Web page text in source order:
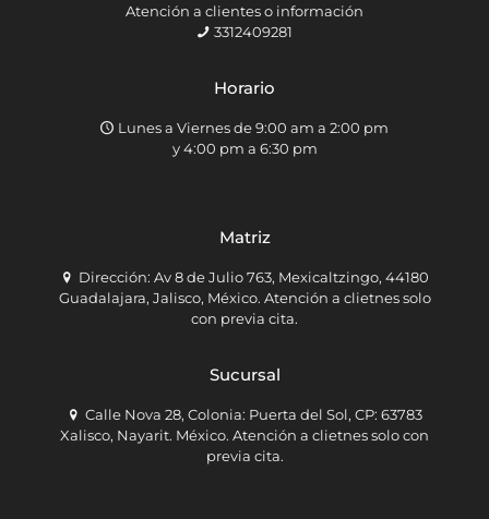
Atención a clientes o información
3312409281
Horario
Lunes a Viernes de 9:00 am a 2:00 pm
y 4:00 pm a 6:30 pm
Matriz
Dirección: Av 8 de Julio 763, Mexicaltzingo, 44180
Guadalajara, Jalisco, México. Atención a clietnes solo
con previa cita.
Sucursal
Calle Nova 28, Colonia: Puerta del Sol, CP: 63783
Xalisco, Nayarit. México. Atención a clietnes solo con
previa cita.